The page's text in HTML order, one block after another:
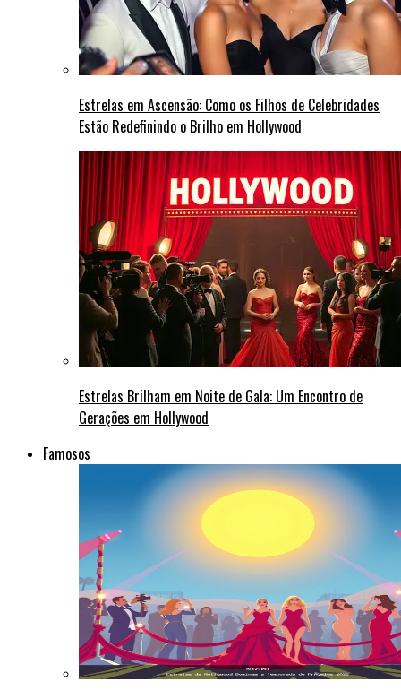
Estrelas em Ascensão: Como os Filhos de Celebridades
Estão Redefinindo o Brilho em Hollywood
Estrelas Brilham em Noite de Gala: Um Encontro de
Gerações em Hollywood
Famosos